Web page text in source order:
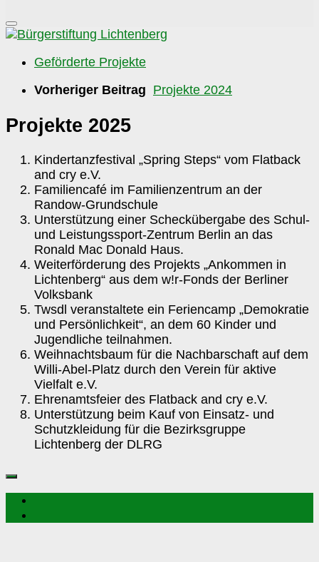
Geförderte Projekte
Vorheriger Beitrag Projekte 2024
Projekte 2025
Kindertanzfestival „Spring Steps“ vom Flatback
and cry e.V.
Familiencafé im Familienzentrum an der
Randow-Grundschule
Unterstützung einer Scheckübergabe des Schul-
und Leistungssport-Zentrum Berlin an das
Ronald Mac Donald Haus.
Weiterförderung des Projekts „Ankommen in
Lichtenberg“ aus dem w!r-Fonds der Berliner
Volksbank
Twsdl veranstaltete ein Feriencamp „Demokratie
und Persönlichkeit“, an dem 60 Kinder und
Jugendliche teilnahmen.
Weihnachtsbaum für die Nachbarschaft auf dem
Willi-Abel-Platz durch den Verein für aktive
Vielfalt e.V.
Ehrenamtsfeier des Flatback and cry e.V.
Unterstützung beim Kauf von Einsatz- und
Schutzkleidung für die Bezirksgruppe
Lichtenberg der DLRG